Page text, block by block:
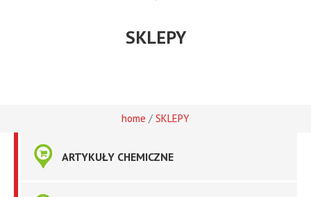
SKLEPY
home / SKLEPY
ARTYKUŁY CHEMICZNE